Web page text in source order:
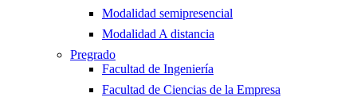
Modalidad semipresencial
Modalidad A distancia
Pregrado
Facultad de Ingeniería
Facultad de Ciencias de la Empresa